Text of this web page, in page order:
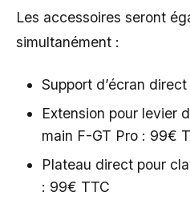
Les accessoires seront
simultanément :
Support d’écran
Extension pour levier
main F-GT Pro : 99€
Plateau direct pour
: 99€ TTC